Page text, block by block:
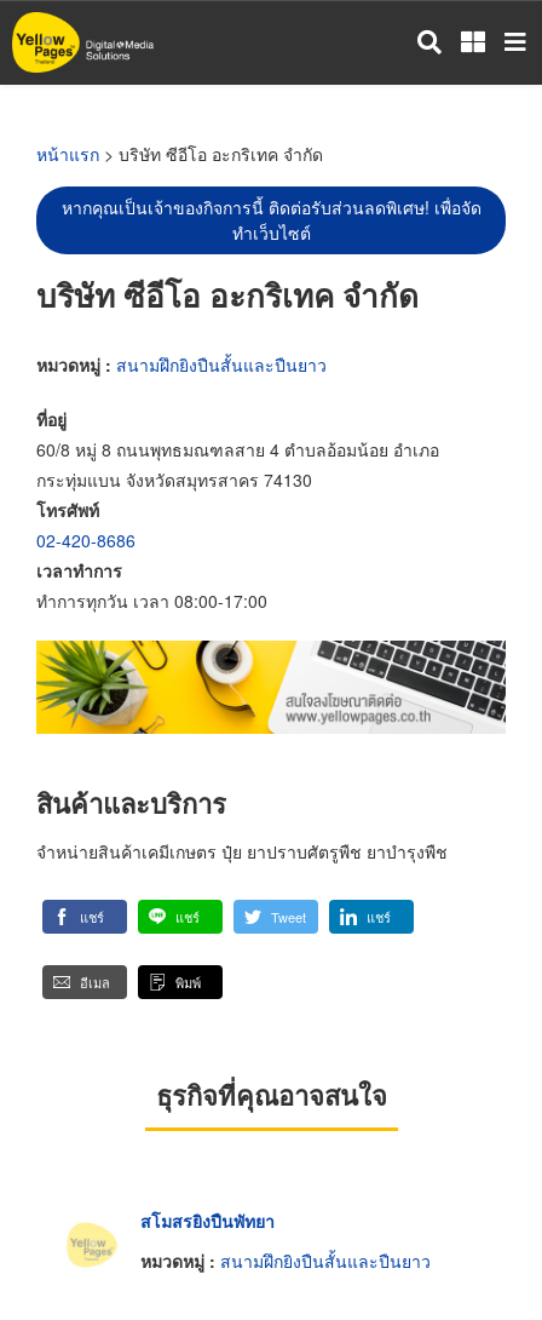
ข้าม
ไป
หน้าแรก > บริษัท ซีอีโอ อะกริเทค จำกัด
หากคุณเป็นเจ้าของกิจการนี้ ติดต่อรับส่วนลดพิเศษ! เพื่อจัด
ทำเว็บไซต์
บริษัท ซีอีโอ อะกริเทค จำกัด
หมวดหมู่ : สนามฝึกยิงปืนสั้นและปืนยาว
ที่อยู่
60/8 หมู่ 8 ถนนพุทธมณฑลสาย 4 ตำบลอ้อมน้อย อำเภอ
กระทุ่มแบน จังหวัดสมุทรสาคร 74130
โทรศัพท์
02-420-8686
เวลาทำการ
ทำการทุกวัน เวลา 08:00-17:00
สินค้าและบริการ
จำหน่ายสินค้าเคมีเกษตร ปุ๋ย ยาปราบศัตรูพืช ยาบำรุงพืช
แชร์ แชร์ Tweet แชร์
อีเมล พิมพ์
ธุรกิจที่คุณอาจสนใจ
สโมสรยิงปืนพัทยา
หมวดหมู่ : สนามฝึกยิงปืนสั้นและปืนยาว